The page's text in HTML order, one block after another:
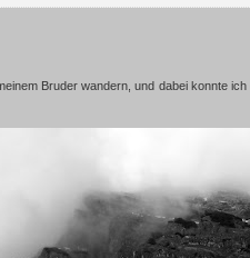
Bruder wandern, und dabei konnte ich